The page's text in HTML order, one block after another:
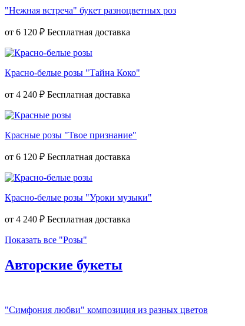
"Нежная встреча" букет разноцветных роз
от 6 120 ₽
Красно-белые розы "Тайна Коко"
от 4 240 ₽
Красные розы "Твое признание"
от 6 120 ₽
Красно-белые розы "Уроки музыки"
от 4 240 ₽
Показать все "Розы"
Авторские букеты
"Симфония любви" композиция из разных цветов